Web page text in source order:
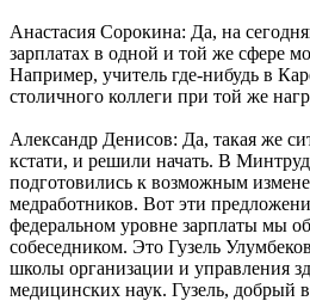
Анастасия Сорокина: Да, на
зарплатах в одной и той же сфере
Например, учитель где-нибудь в
столичного коллеги при той же
Александр Денисов: Да, такая же
кстати, и решили начать. В
подготовились к возможным
медработников. Вот эти
федеральном уровне зарплаты мы
собеседником. Это Гузель
школы организации и управления
медицинских наук. Гузель, добрый